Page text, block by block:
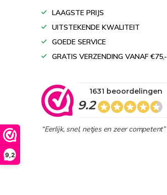
9,2
LAAGSTE PRIJS
UITSTEKENDE KWALITEIT
GOEDE SERVICE
GRATIS VERZENDING VANAF €75,-
9.2
1631 beoordelingen
“Eerlijk, snel, netjes en zeer competent”